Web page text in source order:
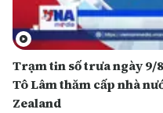
Trạm tin số trưa ngày 9/
Tô Lâm thăm cấp nhà
Zealand